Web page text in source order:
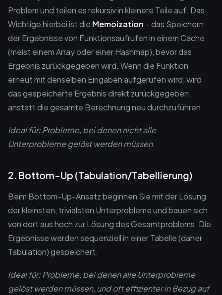
Problem und teilen es rekursiv in kleinere Teile auf. Das
Wichtige hierbei ist die Memoization – das Speichern
der Ergebnisse von Funktionsaufrufen in einem Cache
(meist einem Array oder einer Hashmap), bevor das
Ergebnis zurückgegeben wird. Wenn die Funktion
erneut mit denselben Eingaben aufgerufen wird, wird
das gespeicherte Ergebnis direkt zurückgegeben,
anstatt die gesamte Berechnung neu durchzuführen.
Ideal für: Probleme, bei denen nicht alle
Unterprobleme gelöst werden müssen.
2. Bottom-Up (Tabulation/Tabellierung)
Beim Bottom-Up-Ansatz beginnen Sie mit der Lösung
der kleinsten, trivialsten Unterprobleme und bauen sich
von dort aus hoch zur Lösung des Gesamtproblems. Die
Ergebnisse werden sequenziell in einer Tabelle (daher
Tabulation) gespeichert.
Ideal für: Probleme, bei denen alle Unterprobleme
gelöst werden müssen, und oft effizienter in Bezug auf